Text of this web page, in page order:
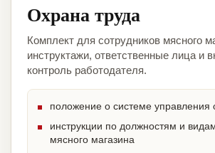
Охрана труда
Комплект для сотрудников мясного
инструктажи, ответственные лица и
контроль работодателя.
положение о системе управления
инструкции по должностям и
мясного магазина